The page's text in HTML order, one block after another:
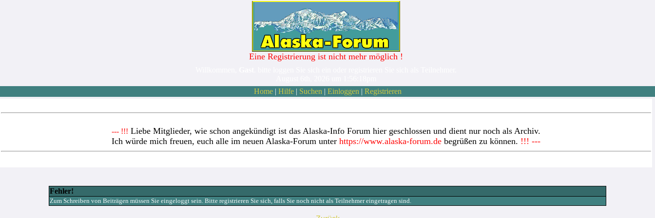
Eine Registrierung ist nicht mehr möglich !
Home| Hilfe| Suchen | Einloggen | Registrieren
--- !!! Liebe Mitglieder, wie schon angekündigt ist das Alaska-Info Forum hier geschlossen und dient nur noch als Archiv.
Ich würde mich freuen, euch alle im neuen Alaska-Forum unter https://www.alaska-forum.de begrüßen zu können. !!! ---
Fehler!
Zum Schreiben von Beiträgen müssen Sie eingeloggt sein. Bitte registrieren Sie sich, falls Sie noch nicht als Teilnehmer eingetragen sind.